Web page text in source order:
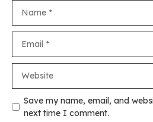
Save my name, email, and
next time I comment.